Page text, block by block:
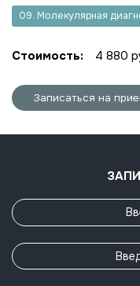
09. Молекулярная
Стоимость: 4 880
Записаться на